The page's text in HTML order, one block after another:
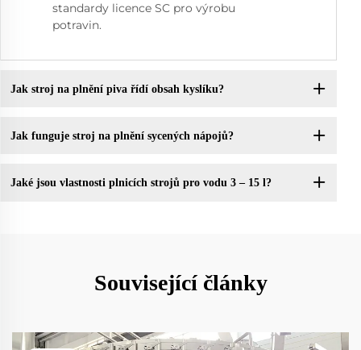
standardy licence SC pro výrobu
potravin.
Jak stroj na plnění piva řídí obsah kyslíku?
Jak funguje stroj na plnění sycených nápojů?
Jaké jsou vlastnosti plnicích strojů pro vodu 3 – 15 l?
Související články